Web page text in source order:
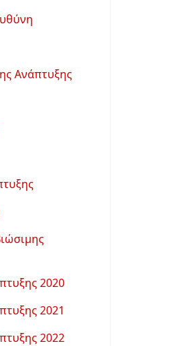
Ανάπτυξης
2020
2021
2022